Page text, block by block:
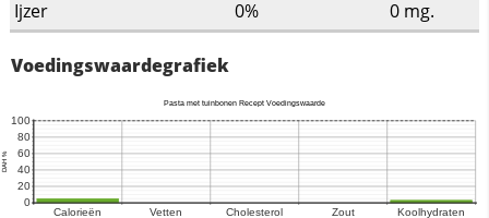
Ijzer 0% 0 mg.
Voedingswaardegrafiek